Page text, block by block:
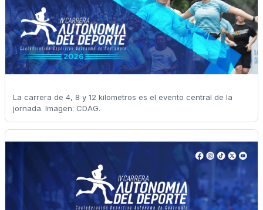
La carrera de 4, 8 y 12 kilometros es el evento central de la
jornada. Imagen: CDAG.